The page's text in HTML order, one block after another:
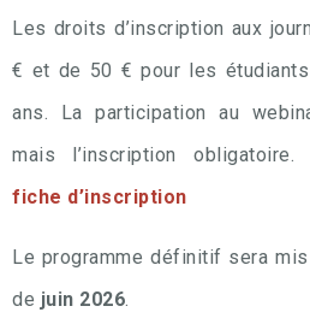
Les droits d’inscription aux
€ et de 50 € pour les
ans. La participation au
mais l’inscription
fiche d’inscription
Le programme définitif sera
de juin 2026